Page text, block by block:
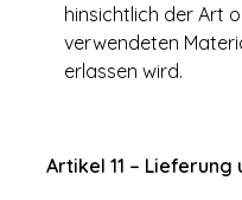
hinsichtlich der Art
verwendeten
erlassen wird.
Artikel 11 – Lieferung